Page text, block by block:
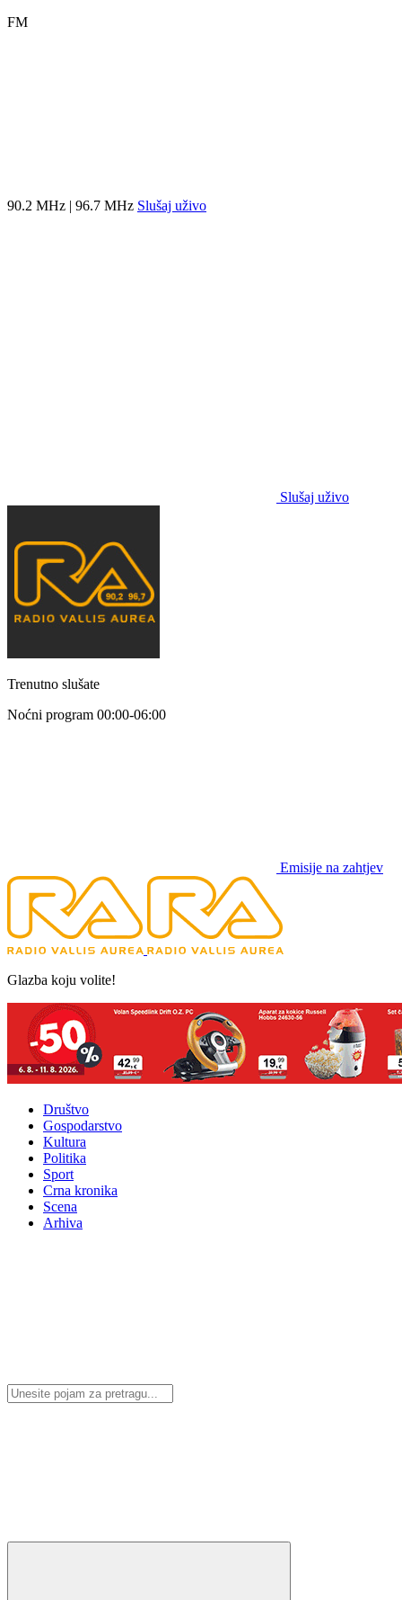
FM
90.2 MHz | 96.7 MHz Slušaj uživo
Slušaj uživo
Trenutno slušate
Noćni program 00:00-06:00
Emisije na zahtjev
Glazba koju volite!
Društvo
Gospodarstvo
Kultura
Politika
Sport
Crna kronika
Scena
Arhiva